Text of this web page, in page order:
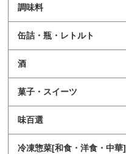
調味料
缶詰・瓶・レトルト
酒
菓子・スイーツ
味百選
冷凍惣菜[和食・洋食・中華]